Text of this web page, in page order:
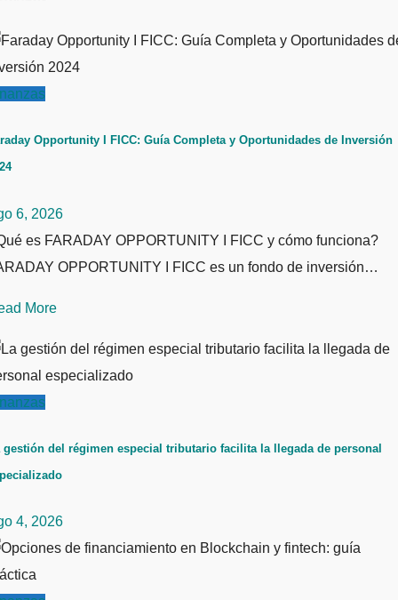
Opportunity I FICC: Guía Completa y Oportunidades de Inversión
6, 2026
es FARADAY OPPORTUNITY I FICC y cómo funciona?
OPPORTUNITY I FICC es un fondo de inversión…
More
gestión del régimen especial tributario facilita la llegada de personal
4, 2026